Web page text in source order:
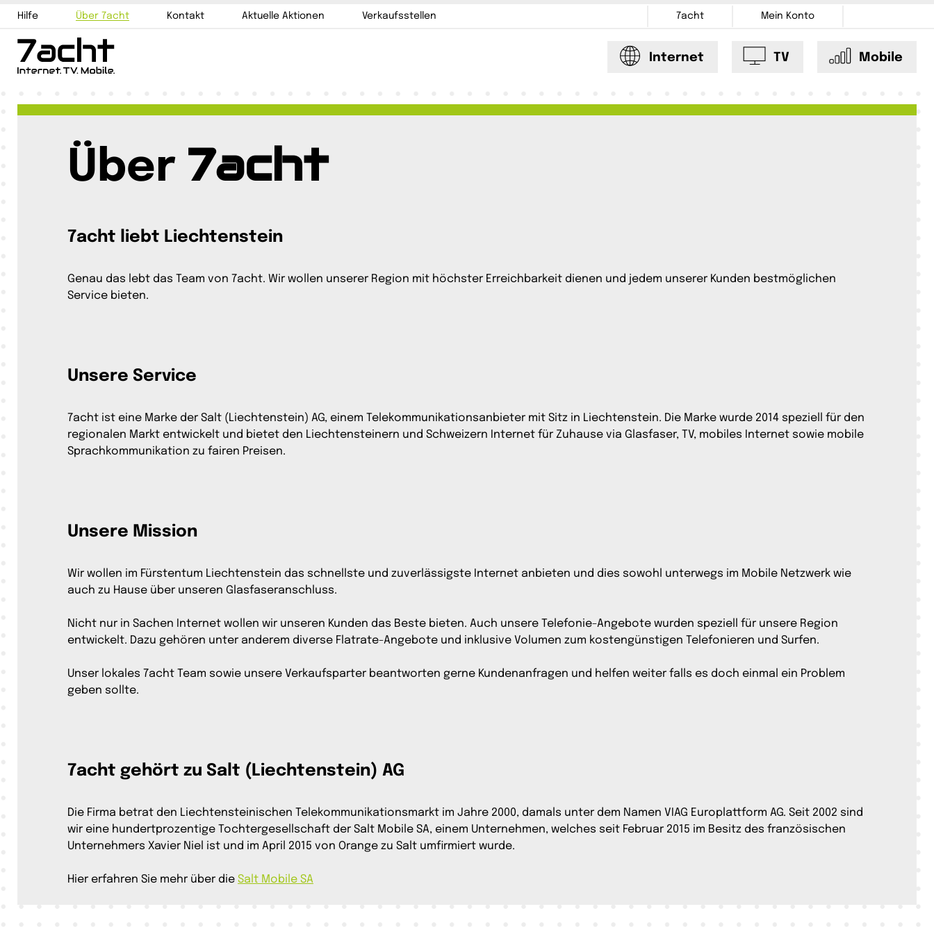
Inhalt
Hilfe Über 7acht Kontakt Aktuelle Aktionen Verkaufsstellen 7acht Mein Konto
Internet TV Mobile
Über 7acht
7acht liebt Liechtenstein
Genau das lebt das Team von 7acht. Wir wollen unserer Region mit höchster Erreichbarkeit dienen und jedem unserer Kunden bestmöglichen
Service bieten.
Unsere Service
7acht ist eine Marke der Salt (Liechtenstein) AG, einem Telekommunikationsanbieter mit Sitz in Liechtenstein. Die Marke wurde 2014 speziell für den
regionalen Markt entwickelt und bietet den Liechtensteinern und Schweizern Internet für Zuhause via Glasfaser, TV, mobiles Internet sowie mobile
Sprachkommunikation zu fairen Preisen.
Unsere Mission
Wir wollen im Fürstentum Liechtenstein das schnellste und zuverlässigste Internet anbieten und dies sowohl unterwegs im Mobile Netzwerk wie
auch zu Hause über unseren Glasfaseranschluss.
Nicht nur in Sachen Internet wollen wir unseren Kunden das Beste bieten. Auch unsere Telefonie-Angebote wurden speziell für unsere Region
entwickelt. Dazu gehören unter anderem diverse Flatrate-Angebote und inklusive Volumen zum kostengünstigen Telefonieren und Surfen.
Unser lokales 7acht Team sowie unsere Verkaufsparter beantworten gerne Kundenanfragen und helfen weiter falls es doch einmal ein Problem
geben sollte.
7acht gehört zu Salt (Liechtenstein) AG
Die Firma betrat den Liechtensteinischen Telekommunikationsmarkt im Jahre 2000, damals unter dem Namen VIAG Europlattform AG. Seit 2002 sind
wir eine hundertprozentige Tochtergesellschaft der Salt Mobile SA, einem Unternehmen, welches seit Februar 2015 im Besitz des französischen
Unternehmers Xavier Niel ist und im April 2015 von Orange zu Salt umfirmiert wurde.
Hier erfahren Sie mehr über die Salt Mobile SA